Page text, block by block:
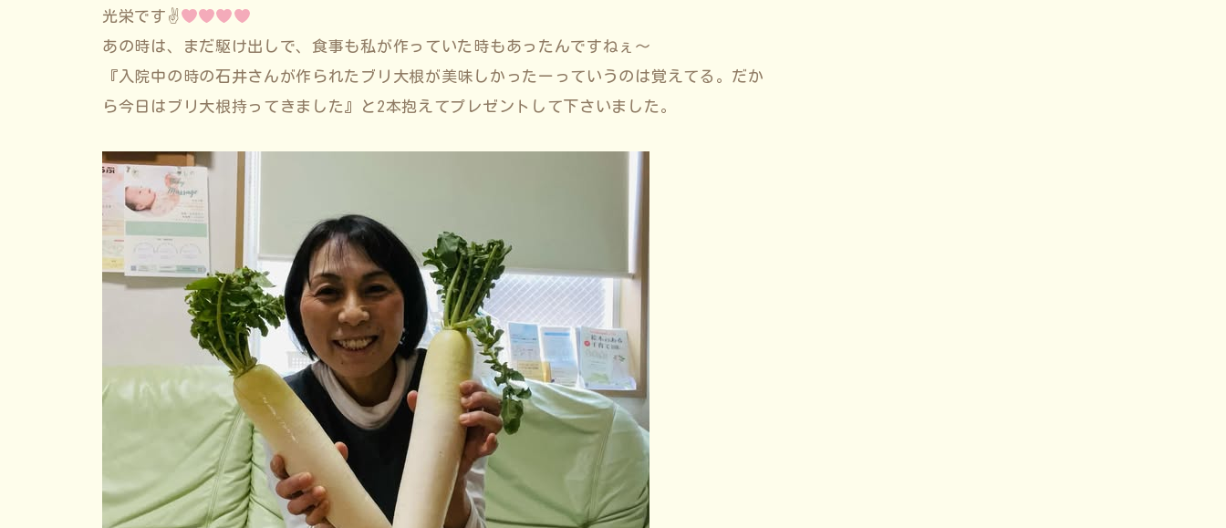
光栄です✌
あの時は、まだ駆け出しで、食事も私が作っていた時もあったんですねぇ〜
『入院中の時の石井さんが作られたブリ大根が美味しかったーっていうのは覚えてる。だか
ら今日はブリ大根持ってきました』と2本抱えてプレゼントして下さいました。